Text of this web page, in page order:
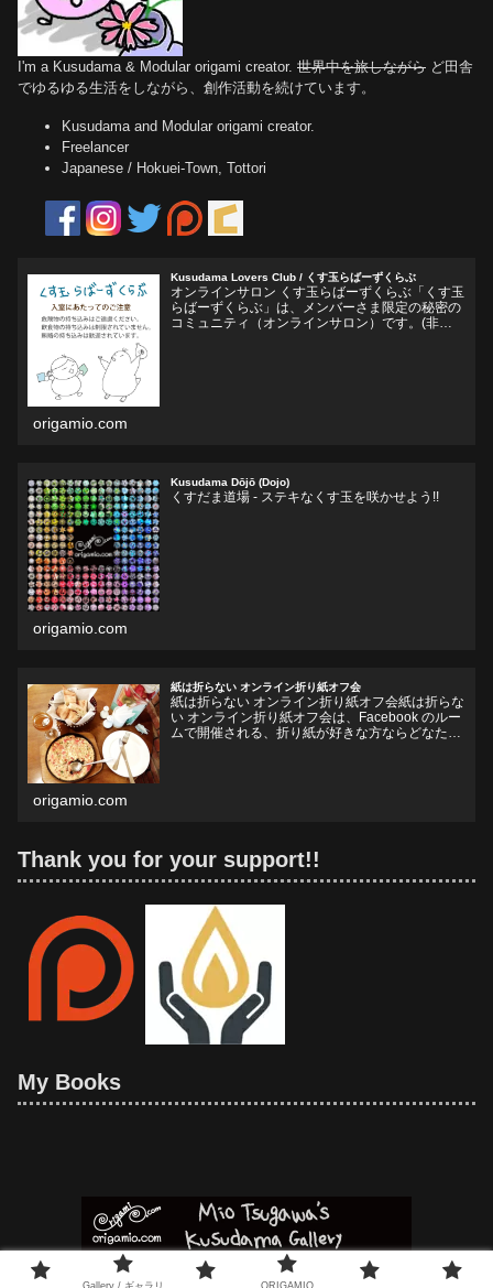
I'm a Kusudama & Modular origami creator. 世界中を旅しながら ど田舎
でゆるゆる生活をしながら、創作活動を続けています。
Kusudama and Modular origami creator.
Freelancer
Japanese / Hokuei-Town, Tottori
Kusudama Lovers Club / くす玉らばーずくらぶ
オンラインサロン くす玉らばーずくらぶ「くす玉
らばーずくらぶ」は、メンバーさま限定の秘密の
コミュニティ（オンラインサロン）です。(非公
origamio.com
Kusudama Dōjō (Dojo)
くすだま道場 - ステキなくす玉を咲かせよう!!
origamio.com
紙は折らない オンライン折り紙オフ会
紙は折らない オンライン折り紙オフ会紙は折らな
い オンライン折り紙オフ会は、Facebook のルー
ムで開催される、折り紙が好きな方ならどなたで
origamio.com
Thank you for your support!!
My Books
© 2021 Mio Tsugawa's Kusudama Gallery.
Gallery / ギャラリ ORIGAMIO